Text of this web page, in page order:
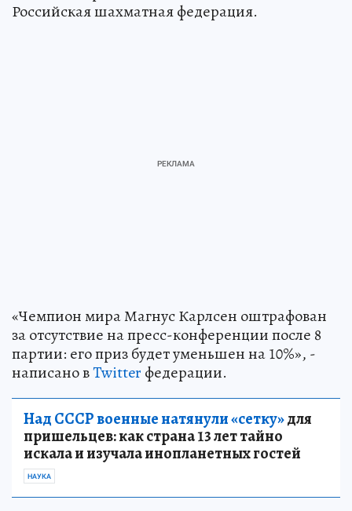
Российская шахматная федерация.
«Чемпион мира Магнус Карлсен оштрафован
за отсутствие на пресс-конференции после 8
партии: его приз будет уменьшен на 10%», -
написано вTwitter федерации.
Над СССР военные натянули «сетку»для
пришельцев: как страна 13 лет тайно
искала и изучала инопланетных гостей
НАУКА